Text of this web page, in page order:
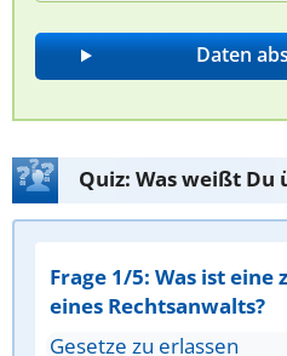
Quiz: Was weißt Du
Frage 1/5: Was ist
eines Rechtsanwalts?
Gesetze zu erlassen